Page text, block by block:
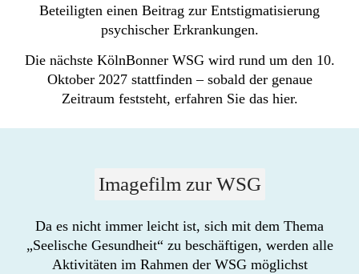
Beteiligten einen Beitrag zur Entstigmatisierung
psychischer Erkrankungen.
Die nächste KölnBonner WSG wird rund um den 10.
Oktober 2027 stattfinden – sobald der genaue
Zeitraum feststeht, erfahren Sie das hier.
Imagefilm zur WSG
Da es nicht immer leicht ist, sich mit dem Thema
„Seelische Gesundheit“ zu beschäftigen, werden alle
Aktivitäten im Rahmen der WSG möglichst